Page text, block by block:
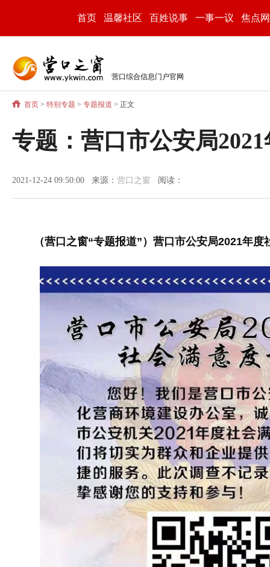
首页 温馨社区 百姓说事 一事一议 焦点
营口综合信息门户官网
首页 > 特别专题 > 专题报道 > 正文
专题：营口市公安局
2021-12-24 09:50:00 来源： 营口之窗 阅读：
（营口之窗“专题报道”）营口市公安局2021年度